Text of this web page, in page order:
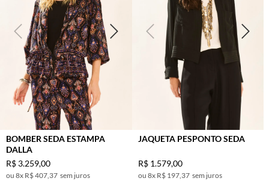
BOMBER SEDA ESTAMPA
DALLA
R$ 3.259,00
8x R$ 407,37 sem juros
JAQUETA PESPONTO SEDA
R$ 1.579,00
8x R$ 197,37 sem juros